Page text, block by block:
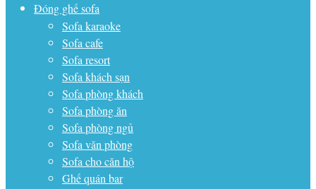
Đóng ghế sofa
Sofa karaoke
Sofa cafe
Sofa resort
Sofa khách sạn
Sofa phòng khách
Sofa phòng ăn
Sofa phòng ngủ
Sofa văn phòng
Sofa cho căn hộ
Ghế quán bar